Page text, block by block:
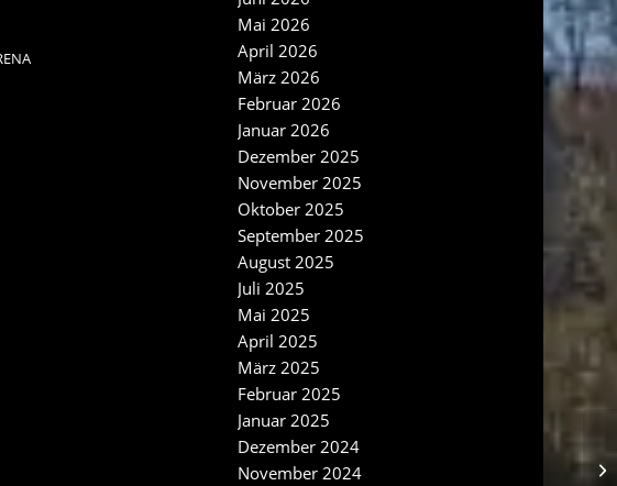
Mai 2026
April 2026
März 2026
Februar 2026
Januar 2026
Dezember 2025
November 2025
Oktober 2025
September 2025
August 2025
Juli 2025
Mai 2025
April 2025
März 2025
Februar 2025
Januar 2025
Dezember 2024
November 2024